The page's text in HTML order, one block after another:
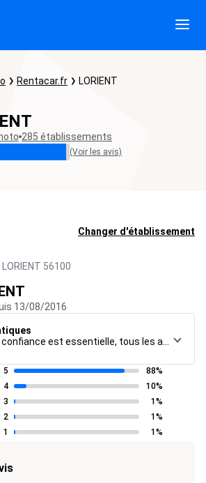
Rentacar.fr LORIENT
285 établissements
(Voir les avis)
Changer d'établissement
LORIENT 56100
13/08/2016
5
88%
4
10%
3
1%
2
1%
1
1%